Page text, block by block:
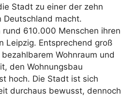
Stadt zu einer der zehn
Deutschland macht.
610.000 Menschen ihren
Leipzig. Entsprechend groß
Wohnraum und
den Wohnungsbau
hoch. Die Stadt ist sich
durchaus bewusst, dennoch